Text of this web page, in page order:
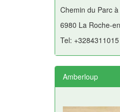
Chemin du Parc à
6980 La Roche-
Tel: +3284311015
Amberloup